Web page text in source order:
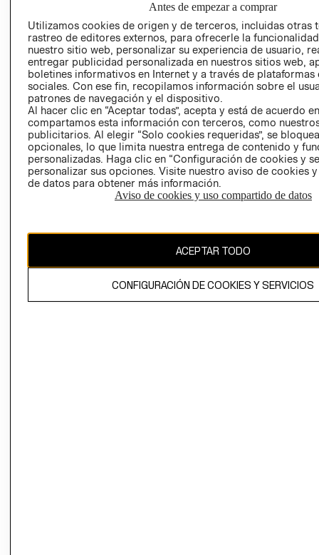
EMPRESARIAL
CONDICIONES
AVISO DE
PRIVACIDAD
GIFT CARD
AVISO DE
El contenido de esta página web está protegido por copyright y es
propiedad de H&M Hennes & Mauritz AB.
Antes de empezar a comprar
Utilizamos cookies de origen y de terceros, incluidas otras
rastreo de editores externos, para ofrecerle la
nuestro sitio web, personalizar su experiencia de usuario,
entregar publicidad personalizada en nuestros sitios web,
boletines informativos en Internet y a través de plataformas
sociales. Con ese fin, recopilamos información sobre el
patrones de navegación y el dispositivo.
Al hacer clic en “Aceptar todas”, acepta y está de acuerdo
compartamos esta información con terceros, como
publicitarios. Al elegir “Solo cookies requeridas”, se
opcionales, lo que limita nuestra entrega de contenido y
personalizadas. Haga clic en “Configuración de cookies y
personalizar sus opciones. Visite nuestro aviso de cookies
de datos para obtener más información.
Aviso de cookies y uso compartido de datos
ACEPTAR TODO
CONFIGURACIÓN DE COOKIES Y SERVICIOS